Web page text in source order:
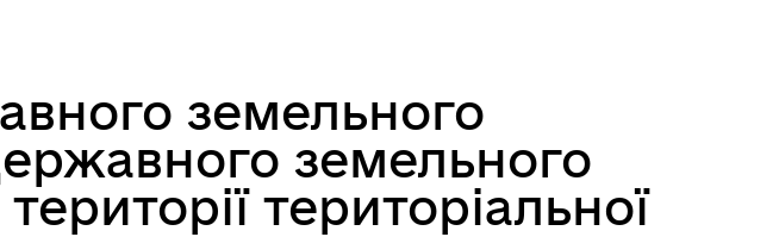
земельного
земельного
територіальної